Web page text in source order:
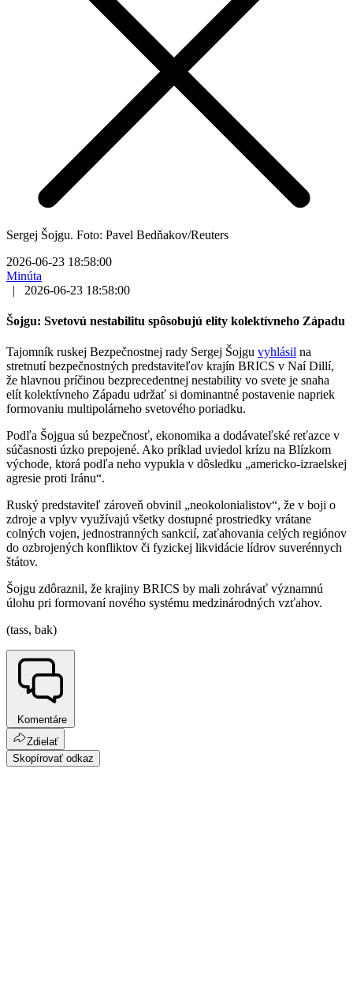
Sergej Šojgu. Foto: Pavel Bedňakov/Reuters
2026-06-23 18:58:00
Minúta
|
2026-06-23 18:58:00
Šojgu: Svetovú nestabilitu spôsobujú elity kolektívneho Západu
Tajomník ruskej Bezpečnostnej rady Sergej Šojgu vyhlásil na
stretnutí bezpečnostných predstaviteľov krajín BRICS v Naí Dillí,
že hlavnou príčinou bezprecedentnej nestability vo svete je snaha
elít kolektívneho Západu udržať si dominantné postavenie napriek
formovaniu multipolárneho svetového poriadku.
Podľa Šojgua sú bezpečnosť, ekonomika a dodávateľské reťazce v
súčasnosti úzko prepojené. Ako príklad uviedol krízu na Blízkom
východe, ktorá podľa neho vypukla v dôsledku „americko-izraelskej
agresie proti Iránu“.
Ruský predstaviteľ zároveň obvinil „neokolonialistov“, že v boji o
zdroje a vplyv využívajú všetky dostupné prostriedky vrátane
colných vojen, jednostranných sankcií, zaťahovania celých regiónov
do ozbrojených konfliktov či fyzickej likvidácie lídrov suverénnych
štátov.
Šojgu zdôraznil, že krajiny BRICS by mali zohrávať významnú
úlohu pri formovaní nového systému medzinárodných vzťahov.
(tass, bak)
Komentáre
Zdielať
Skopírovať odkaz